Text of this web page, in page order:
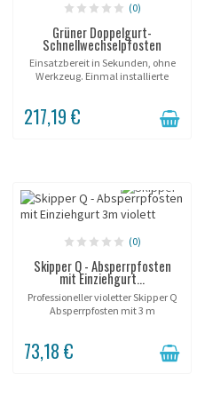
(0)
Grüner Doppelgurt-
Schnellwechselpfosten
Einsatzbereit in Sekunden, ohne
Werkzeug. Einmal installierte
Gurtabgänge, ein Pfosten. Bilden
217,19 €
(0)
Skipper Q - Absperrpfosten
mit Einziehgurt...
Professioneller violetter Skipper Q
Absperrpfosten mit 3 m
Selbstbremse. Premium-Farbe für
edle Räume, Innen und...
73,18 €